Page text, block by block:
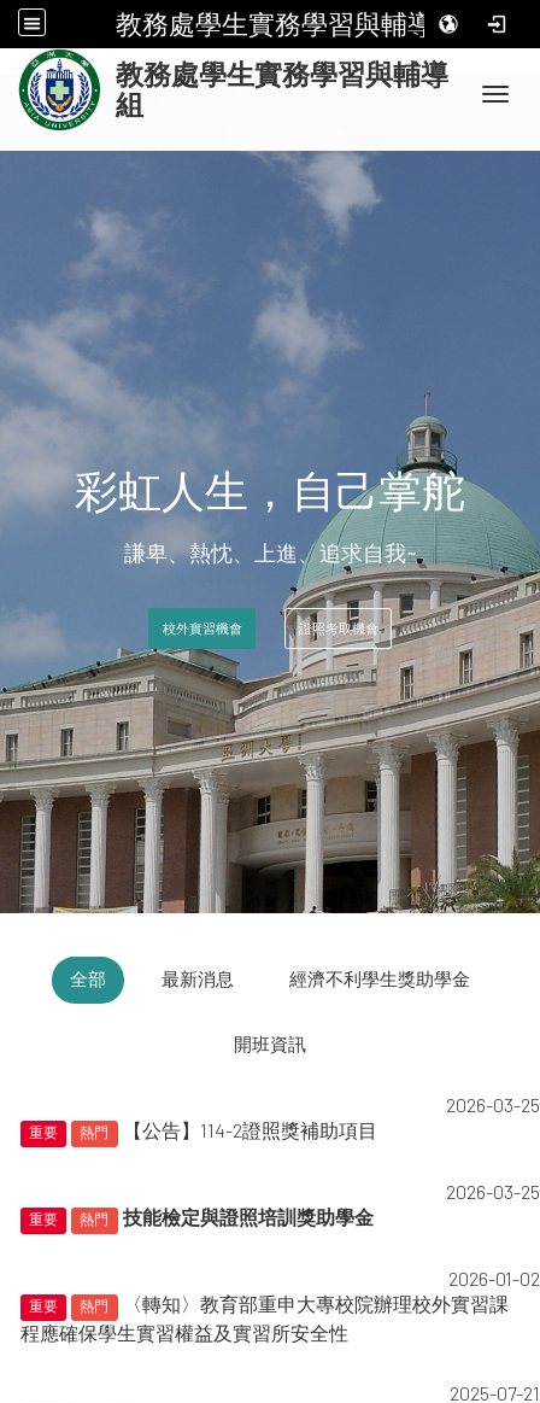
教務處學生實務學習與輔導組
教務處學生實務學習與輔導
組
彩虹人生，自己掌舵
謙卑、熱忱、上進、追求自我~
校外實習機會 證照考取機會
全部 最新消息 經濟不利學生獎助學金
開班資訊
2026-03-25
重要 熱門 【公告】114-2證照獎補助項目
2026-03-25
重要 熱門 技能檢定與證照培訓獎助學金
2026-01-02
重要 熱門
〈轉知〉教育部重申大專校院辦理校外實習課
程應確保學生實習權益及實習所安全性
2025-07-21